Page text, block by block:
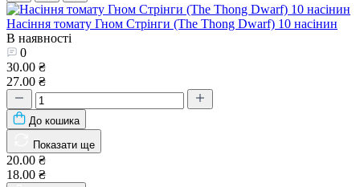
Насіння томату Гном Стрінги (The Thong Dwarf) 10 насінин
В наявності
0
30.00 ₴
27.00 ₴
До кошика
Показати ще
20.00 ₴
18.00 ₴